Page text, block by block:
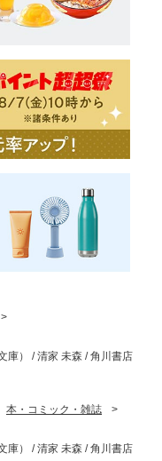
>
庫） / 清家 未森 / 角川書店
本・コミック・雑誌
>
庫） / 清家 未森 / 角川書店